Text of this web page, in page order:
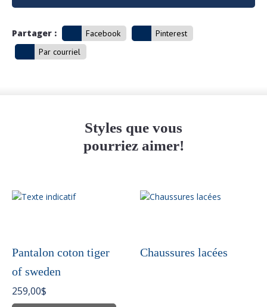
Partager : Facebook
Pinterest
Par courriel
Styles que vous
pourriez aimer!
Pantalon coton tiger
of sweden
259,00$
Ce
variations.
options
peuvent
être
Chaussures lacées